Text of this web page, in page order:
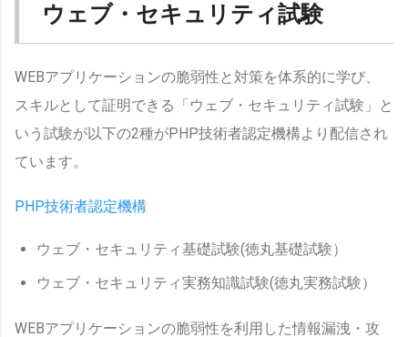
ウェブ・セキュリティ試験
WEBアプリケーションの脆弱性と対策を体系的に学び、
スキルとして証明できる「ウェブ・セキュリティ試験」と
いう試験が以下の2種がPHP技術者認定機構より配信され
ています。
PHP技術者認定機構
ウェブ・セキュリティ基礎試験(徳丸基礎試験）
ウェブ・セキュリティ実務知識試験(徳丸実務試験）
WEBアプリケーションの脆弱性を利用した情報漏洩・攻